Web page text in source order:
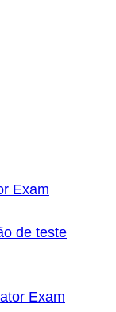
Exam
de teste
Exam